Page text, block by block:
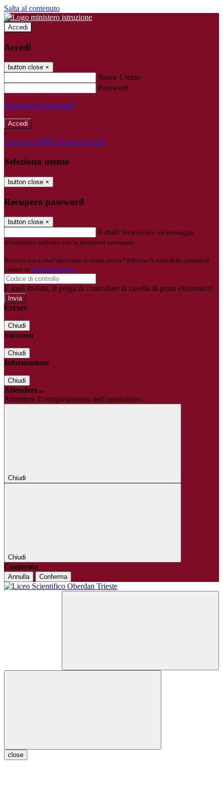
Salta al contenuto
Accedi
Accedi
button close ×
Nome Utente
Password
Password dimenticata?
-
Entra con SPID Entra con CIE
Seleziona utente
button close ×
Recupero password
button close ×
E-mail Verrà inviato un messaggio
all'indirizzo indicato con le istruzioni necessarie.
Non hai una e-mail associata al nome utente? Effettua il reset della password
tramite la Login Spaggiari
E-mail inviata, si prega di controllare la casella di posta elettronica!
Errore
Chiudi
Successo
Chiudi
Informazione
Chiudi
Attendere...
Attendere il completamento dell'operazione...
Chiudi
Chiudi
Conferma
Annulla Conferma
close